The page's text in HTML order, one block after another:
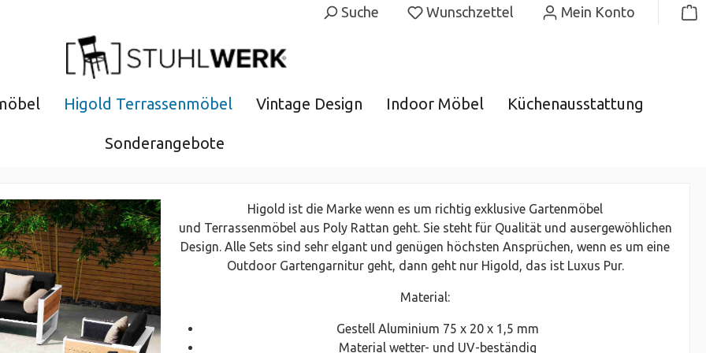
Suche Wunschzettel Mein Konto
Higold Terrassenmöbel Vintage Design Indoor Möbel Küchenausstattung
Sonderangebote
Higold ist die Marke wenn es um richtig exklusive Gartenmöbel
und Terrassenmöbel aus Poly Rattan geht. Sie steht für Qualität und ausergewöhlichen
Design. Alle Sets sind sehr elgant und genügen höchsten Ansprüchen, wenn es um eine
Outdoor Gartengarnitur geht, dann geht nur Higold, das ist Luxus Pur.
Material:
Gestell Aluminium 75 x 20 x 1,5 mm
Material wetter- und UV-beständig